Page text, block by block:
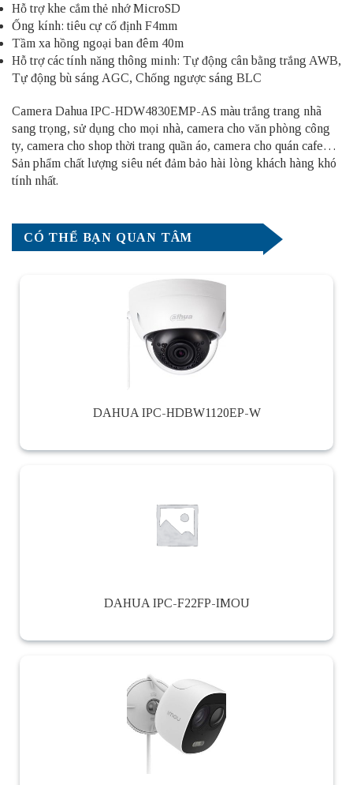
Hỗ trợ khe cắm thẻ nhớ MicroSD
Ống kính: tiêu cự cố định F4mm
Tầm xa hồng ngoại ban đêm 40m
Hỗ trợ các tính năng thông minh: Tự động cân bằng trắng AWB,
Tự động bù sáng AGC, Chống ngược sáng BLC
Camera Dahua IPC-HDW4830EMP-AS màu trắng trang nhã
sang trọng, sử dụng cho mọi nhà, camera cho văn phòng công
ty, camera cho shop thời trang quần áo, camera cho quán cafe…
Sản phẩm chất lượng siêu nét đảm bảo hài lòng khách hàng khó
tính nhất.
CÓ THỂ BẠN QUAN TÂM
DAHUA IPC-HDBW1120EP-W
DAHUA IPC-F22FP-IMOU